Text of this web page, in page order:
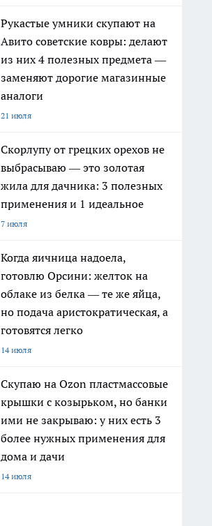
Рукастые умники скупают на
Авито советские ковры: делают
из них 4 полезных предмета —
заменяют дорогие магазинные
аналоги
21 июля
Скорлупу от грецких орехов не
выбрасываю — это золотая
жила для дачника: 3 полезных
применения и 1 идеальное
7 июля
Когда яичница надоела,
готовлю Орсини: желток на
облаке из белка — те же яйца,
но подача аристократическая, а
готовятся легко
14 июля
Скупаю на Ozon пластмассовые
крышки с козырьком, но банки
ими не закрываю: у них есть 3
более нужных применения для
дома и дачи
14 июля